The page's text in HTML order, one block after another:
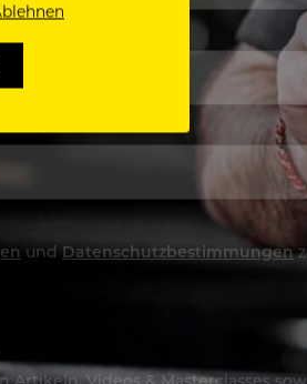
und Datenschutzbestimmungen